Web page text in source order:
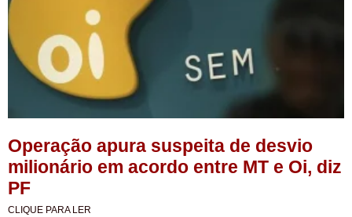
Operação apura suspeita de desvio
milionário em acordo entre MT e Oi, diz
PF
CLIQUE PARA LER